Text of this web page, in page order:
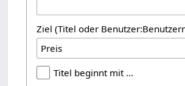
Ziel (Titel oder
Titel beginnt mit …